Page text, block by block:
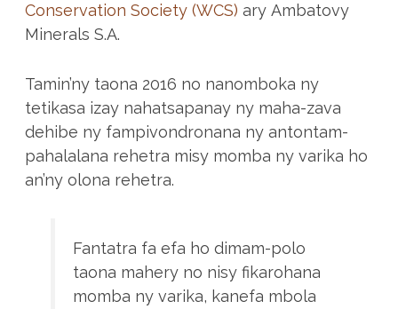
Conservation Society (WCS) ary Ambatovy
Minerals S.A.
Tamin’ny taona 2016 no nanomboka ny
tetikasa izay nahatsapanay ny maha-zava
dehibe ny fampivondronana ny antontam-
pahalalana rehetra misy momba ny varika ho
an’ny olona rehetra.
Fantatra fa efa ho dimam-polo
taona mahery no nisy fikarohana
momba ny varika, kanefa mbola